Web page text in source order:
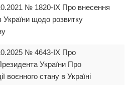
№ 1820-IX Про внесення
України щодо розвитку
№ 4643-IX Про
України Про
воєнного стану в Україні